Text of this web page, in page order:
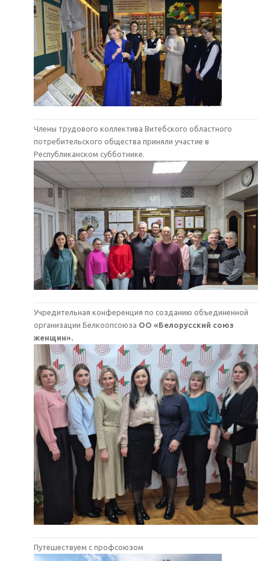
Члены трудового коллектива Витебского областного
потребительского общества приняли участие в
Республиканском субботнике.
Учредительная конференция по созданию объединенной
организации Белкоопсоюза ОО «Белорусский союз
женщин».
Путешествуем с профсоюзом